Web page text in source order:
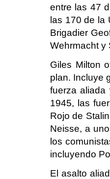
entre las 47
las 170 de la
Brigadier
Wehrmacht y
Giles Milton
plan. Incluye
fuerza
1945, las
Rojo de
Neisse, a
los
incluyendo
El asalto